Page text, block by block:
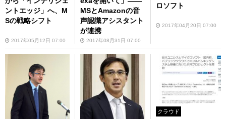
ントエッジ」へ、M
Sの戦略シフト
2017年05月12日 07:00
MSとAmazonの音
声認識アシスタント
が連携
2017年08月31日 07:00
ロソフト
2017年04月20日 07:00
クラウド